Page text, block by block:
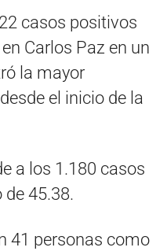
casos positivos
Carlos Paz en un
la mayor
el inicio de la
a los 1.180 casos
45.38.
41 personas como